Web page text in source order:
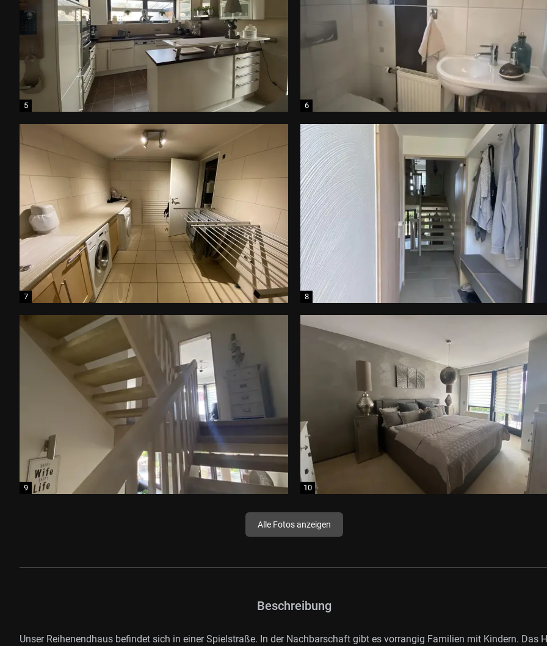
Alle Fotos anzeigen
Beschreibung
Unser Reihenendhaus befindet sich in einer Spielstraße. In der Nachbarschaft gibt es vorrangig Familien mit Kindern. Das